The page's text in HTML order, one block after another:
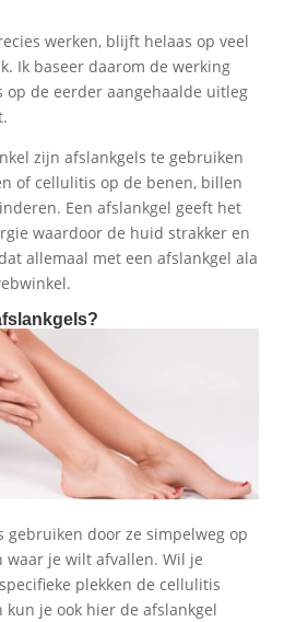
werken, blijft helaas op veel
Ik baseer daarom de werking
op de eerder aangehaalde uitleg
zijn afslankgels te gebruiken
of cellulitis op de benen, billen
Een afslankgel geeft het
waardoor de huid strakker en
allemaal met een afslankgel ala
gebruiken door ze simpelweg op
waar je wilt afvallen. Wil je
plekken de cellulitis
kun je ook hier de afslankgel